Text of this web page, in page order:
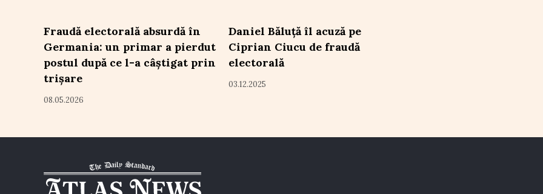
Fraudă electorală absurdă în
Germania: un primar a pierdut
postul după ce l-a câștigat prin
trișare
08.05.2026
Daniel Băluță îl acuză pe
Ciprian Ciucu de fraudă
electorală
03.12.2025